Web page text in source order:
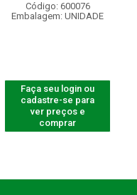
Código: 600076
Embalagem: UNIDADE
Faça seu login ou
cadastre-se para
ver preços e
comprar